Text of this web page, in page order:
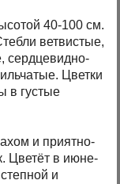
40-100 см.
ветвистые,
сердцевидно-
Цветки
в густые
и приятно-
Цветёт в июне-
и